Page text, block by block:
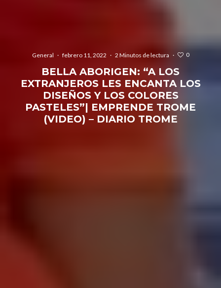
General · febrero 11, 2022 · 2 Minutos de lectura · 0
BELLA ABORIGEN: “A LOS
EXTRANJEROS LES ENCANTA LOS
DISEÑOS Y LOS COLORES
PASTELES”| EMPRENDE TROME
(VIDEO) – DIARIO TROME